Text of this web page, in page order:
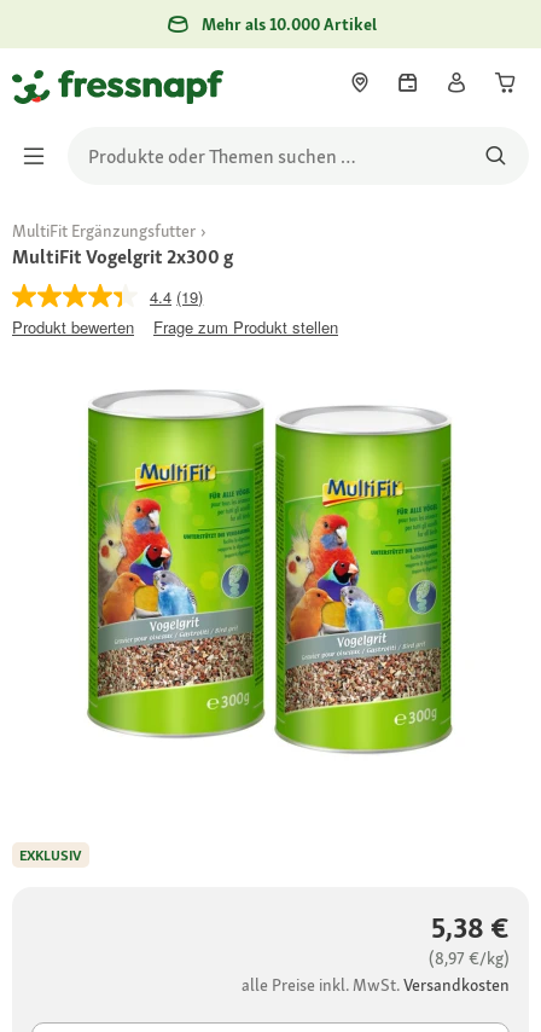
Mehr als 10.000 Artikel
MultiFit Ergänzungsfutter
MultiFit Vogelgrit 2x300 g
4.4 (19)
Produkt bewerten
Frage zum Produkt stellen
5,38 €
(8,97 €/kg)
alle Preise inkl. MwSt.Versandkosten
EXKLUSIV